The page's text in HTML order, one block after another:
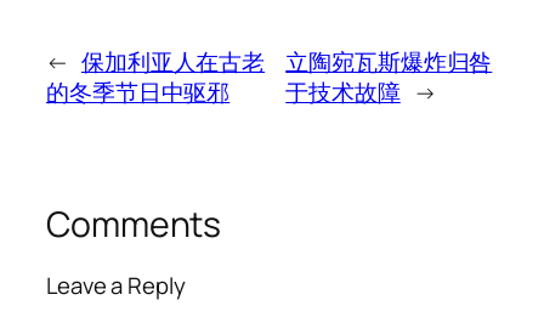
← 保加利亚人在古老
的冬季节日中驱邪
立陶宛瓦斯爆炸归咎
于技术故障 →
Comments
Leave a Reply